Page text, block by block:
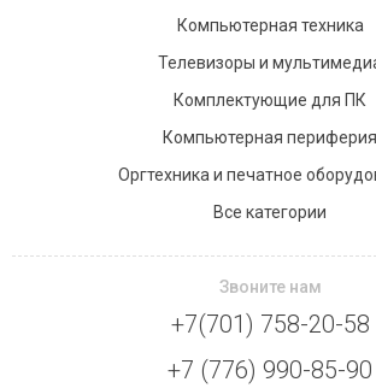
Компьютерная техника
Телевизоры и
Комплектующие для ПК
Компьютерная периферия
Оргтехника и печатное
Все категории
Звоните нам
+7(701) 758-20-58
+7 (776) 990-85-90